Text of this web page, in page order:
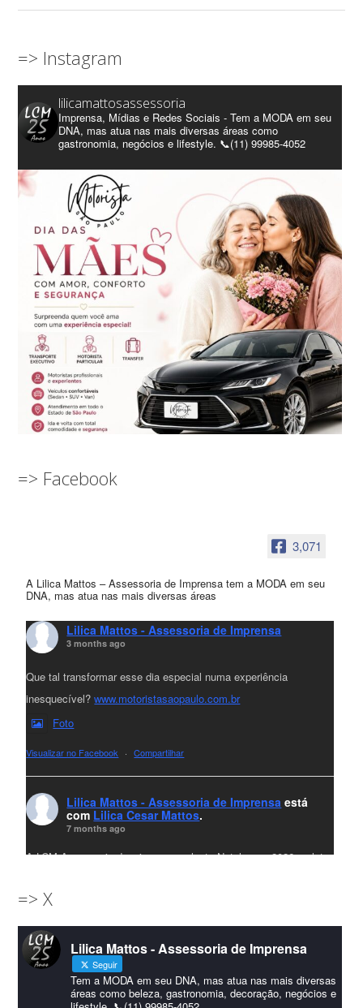
=> Instagram
lilicamattosassessoria
Imprensa, Mídias e Redes Sociais - Tem a MODA em seu
DNA, mas atua nas mais diversas áreas como
gastronomia, negócios e lifestyle. 📞(11) 99985-4052
=> Facebook
3,071
A Lilica Mattos – Assessoria de Imprensa tem a MODA em seu
DNA, mas atua nas mais diversas áreas
Lilica Mattos - Assessoria de Imprensa
3 months ago
Que tal transformar esse dia especial numa experiência
inesquecível?www.motoristasaopaulo.com.br
Foto
Visualizar no Facebook · Compartilhar
Lilica Mattos - Assessoria de Imprensa está
com Lilica Cesar Mattos.
7 months ago
A LCM Assessoria deseja um excelente Natal e um 2026 repleto
amigos que sempre nos acompanham!🎄✨🥂❤️
#lcmassessoriassessoria#natal #merrychristmas #felizanonovo
#HappyNewYear
Foto
=> X
Lilica Mattos - Assessoria de Imprensa
Seguir
Tem a MODA em seu DNA, mas atua nas mais diversas
áreas como beleza, gastronomia, decoração, negócios e